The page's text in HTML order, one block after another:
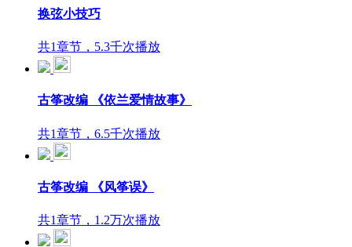
换弦小技巧
共1章节，5.3千次播放
古筝改编 《依兰爱情故事》
共1章节，6.5千次播放
古筝改编 《风筝误》
共1章节，1.2万次播放